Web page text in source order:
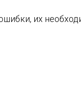
их